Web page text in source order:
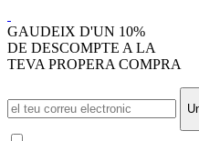
GAUDEIX D'UN 10%
DE DESCOMPTE A LA
TEVA PROPERA COMPRA